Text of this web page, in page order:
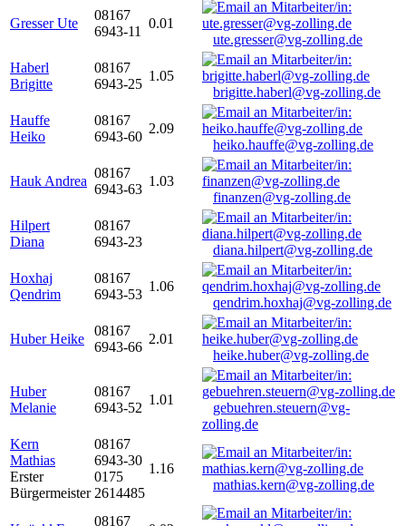
Gresser Ute
08167
6943-11
0.01
ute.gresser@vg-zolling.de
Haberl
Brigitte
08167
6943-25
1.05
brigitte.haberl@vg-zolling.de
Hauffe
Heiko
08167
6943-60
2.09
heiko.hauffe@vg-zolling.de
Hauk Andrea
08167
6943-63
1.03
finanzen@vg-zolling.de
Hilpert
Diana
08167
6943-23
diana.hilpert@vg-zolling.de
Hoxhaj
Qendrim
08167
6943-53
1.06
qendrim.hoxhaj@vg-zolling.de
Huber Heike
08167
6943-66
2.01
heike.huber@vg-zolling.de
Huber
Melanie
08167
6943-52
1.01
gebuehren.steuern@vg-
zolling.de
Kern
Mathias
Erster
Bürgermeister
08167
6943-30
0175
2614485
1.16
mathias.kern@vg-zolling.de
08167